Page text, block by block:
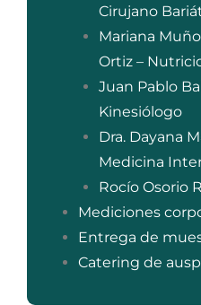
Cirujano
Mariana
Ortiz –
Juan Pablo
Kinesiólogo
Dra. Dayana
Medicina
Rocío Osorio
Mediciones
Entrega de
Catering de